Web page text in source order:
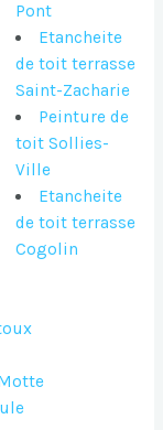
Pont
Etancheite
de toit terrasse
Saint-Zacharie
Peinture de
toit Sollies-
Ville
Etancheite
de toit terrasse
Cogolin